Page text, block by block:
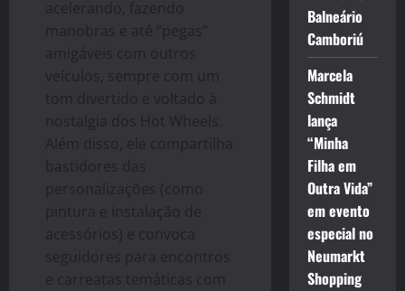
acelerando, fazendo
manobras e até “pegas”
amigáveis com outros
veículos, sempre com um
tom divertido e voltado à
nostalgia dos Hot Wheels.
Além disso, ele compartilha
bastidores das
personalizações (como
pintura e instalação de
acessórios) e convoca
seguidores para encontros
e carreatas temáticas com
Balneário
Camboriú
Marcela
Schmidt
lança
“Minha
Filha em
Outra Vida”
em evento
especial no
Neumarkt
Shopping